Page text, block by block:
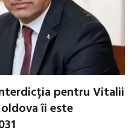
pentru Vitalii
îi este